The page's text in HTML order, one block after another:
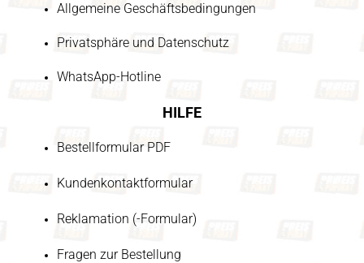
Allgemeine Geschäftsbedingungen
Privatsphäre und Datenschutz
WhatsApp-Hotline
HILFE
Bestellformular PDF
Kundenkontaktformular
Reklamation (-Formular)
Fragen zur Bestellung